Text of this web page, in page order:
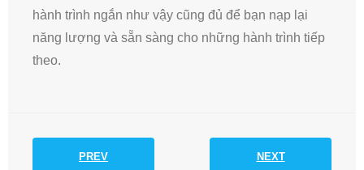
hành trình ngắn như vậy cũng đủ để bạn nạp lại
năng lượng và sẵn sàng cho những hành trình tiếp
theo.
PREV NEXT